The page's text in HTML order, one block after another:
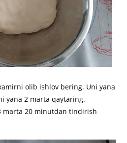
olib ishlov bering. Uni yana
yana 2 marta qaytaring.
marta 20 minutdan tindirish